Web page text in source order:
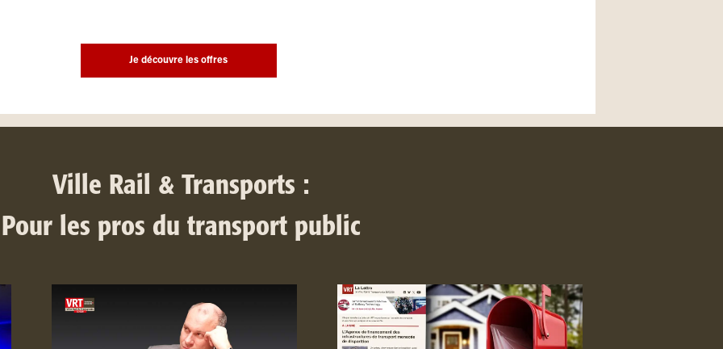
Je découvre les offres
Ville Rail & Transports :
Pour les pros du transport public